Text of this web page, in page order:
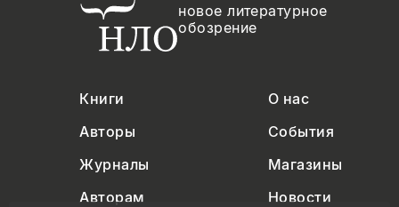
новое литературное
обозрение
Книги
О нас
Авторы
События
Журналы
Магазины
Авторам
Новости